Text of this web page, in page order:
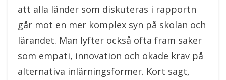
att alla länder som diskuteras i rapportn
går mot en mer komplex syn på skolan och
lärandet. Man lyfter också ofta fram saker
som empati, innovation och ökade krav på
alternativa inlärningsformer. Kort sagt,